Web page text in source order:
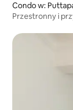
Condo w:
Przestronny i